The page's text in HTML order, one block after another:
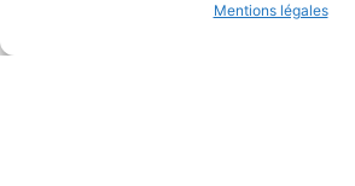
Mentions légales